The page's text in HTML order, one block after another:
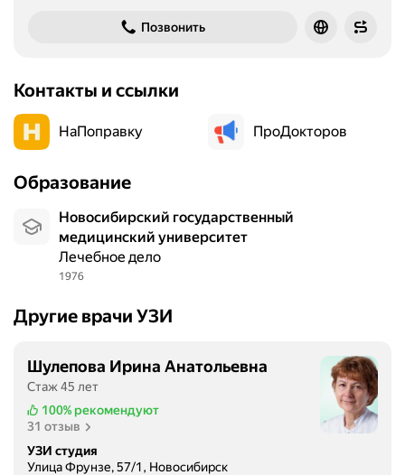
Позвонить
Контакты и ссылки
НаПоправку ПроДокторов
Образование
Новосибирский государственный
медицинский университет
Лечебное дело
1976
Другие врачи УЗИ
Шулепова Ирина Анатольевна
Стаж 45 лет
100% рекомендуют
31 отзыв
УЗИ студия
Улица Фрунзе, 57/1, Новосибирск